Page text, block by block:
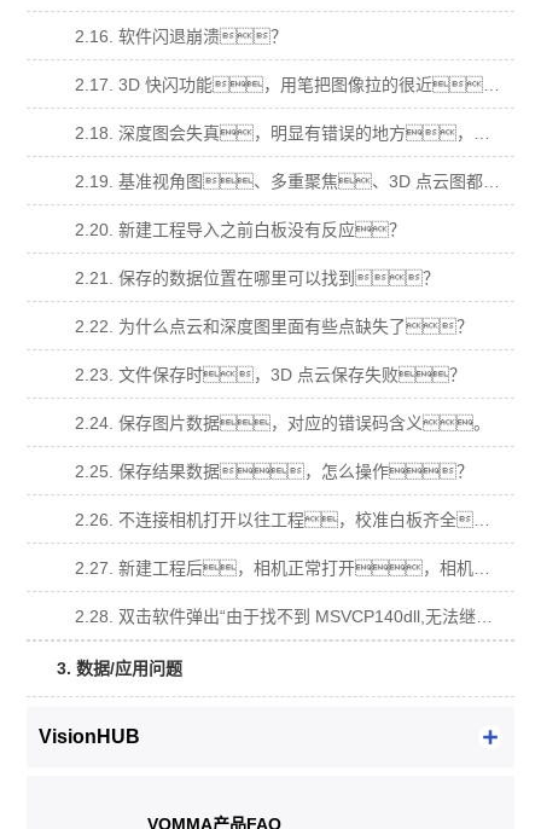
2.16. 软件闪退崩溃？
2.17. 3D 快闪功能，用笔把图像拉的很近，图像会消失(跳出屏幕)无法在拖拉回 来；
2.18. 深度图会失真，明显有错误的地方，在多视角、基准视角、多重聚焦，明显 有本不属于样品的结果？
2.19. 基准视角图、多重聚焦、3D 点云图都为纯白，深度图为最低颜色纯色？
2.20. 新建工程导入之前白板没有反应？
2.21. 保存的数据位置在哪里可以找到？
2.22. 为什么点云和深度图里面有些点缺失了？
2.23. 文件保存时，3D 点云保存失败？
2.24. 保存图片数据，对应的错误码含义。
2.25. 保存结果数据，怎么操作？
2.26. 不连接相机打开以往工程，校准白板齐全，导入原图计算不出数据？
2.27. 新建工程后，相机正常打开，相机视图有视频流，拍照算不出数据？
2.28. 双击软件弹出“由于找不到 MSVCP140dll,无法继续执行代码，需要安装程序可 能会解决此问题.”窗口？
3. 数据/应用问题
VisionHUB
VOMMA产品FAQ